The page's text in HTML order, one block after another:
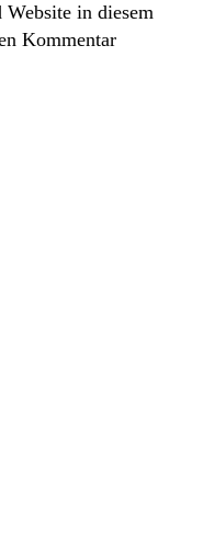
in diesem
Kommentar